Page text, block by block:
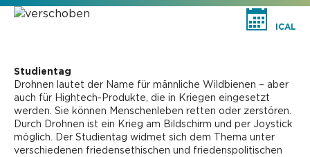
ICAL
Studientag
Drohnen lautet der Name für männliche Wildbienen – aber
auch für Hightech-Produkte, die in Kriegen eingesetzt
werden. Sie können Menschenleben retten oder zerstören.
Durch Drohnen ist ein Krieg am Bildschirm und per Joystick
möglich. Der Studientag widmet sich dem Thema unter
verschiedenen friedensethischen und friedenspolitischen